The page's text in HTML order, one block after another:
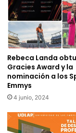
Rebeca Landa
Gracies Award y la
nominación a los
Emmys
4 junio, 2024